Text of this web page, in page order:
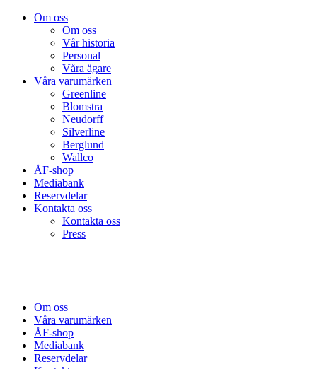
Om oss
Om oss
Vår historia
Personal
Våra ägare
Våra varumärken
Greenline
Blomstra
Neudorff
Silverline
Berglund
Wallco
ÅF-shop
Mediabank
Reservdelar
Kontakta oss
Kontakta oss
Press
Om oss
Våra varumärken
ÅF-shop
Mediabank
Reservdelar